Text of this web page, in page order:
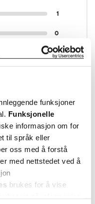
funksjoner
Funksjonelle
informasjon om for
til språk eller
oss med å forstå
med nettstedet ved å
brukes for å vise
1
0
0